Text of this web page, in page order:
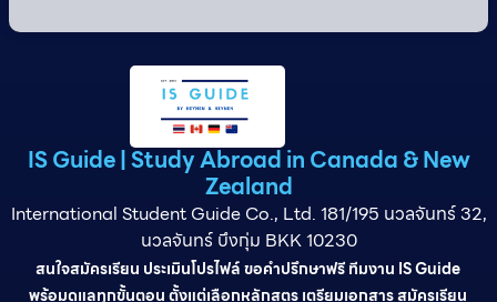
IS Guide | Study Abroad in Canada & New
Zealand
International Student Guide Co., Ltd. 181/195 นวลจันทร์ 32,
นวลจันทร์ บึงกุ่ม BKK 10230
สนใจสมัครเรียน ประเมินโปรไฟล์ ขอคำปรึกษาฟรี ทีมงาน IS Guide
พร้อมดูแลทุกขั้นตอน ตั้งแต่เลือกหลักสูตร เตรียมเอกสาร สมัครเรียน